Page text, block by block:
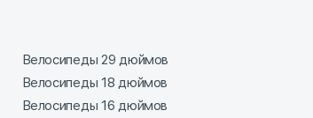
Велосипеды 29 дюймов
Велосипеды 18 дюймов
Велосипеды 16 дюймов